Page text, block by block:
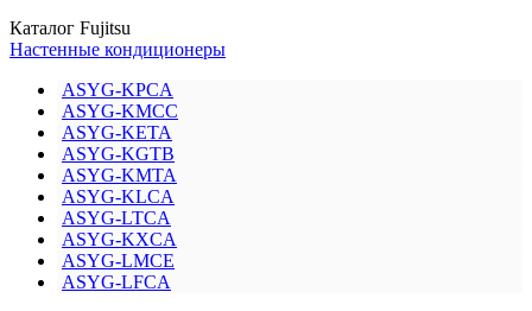
Каталог Fujitsu
Настенные кондиционеры
ASYG-KPCA
ASYG-KMCC
ASYG-KETA
ASYG-KGTB
ASYG-KMTA
ASYG-KLCA
ASYG-LTCA
ASYG-KXCA
ASYG-LMCE
ASYG-LFCA